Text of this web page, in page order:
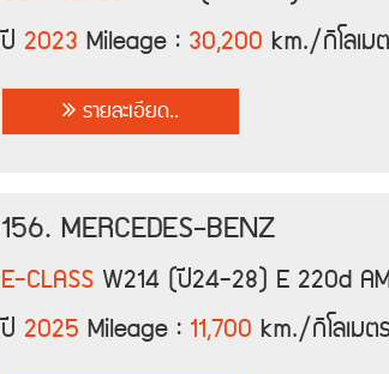
ปี 2023 Mileage : 30,200 km./กิโลเม
รายละเอียด..
156. MERCEDES-BENZ
E-CLASS W214 (ปี24-28) E 220d
ปี 2025 Mileage : 11,700 km./กิโลเมต